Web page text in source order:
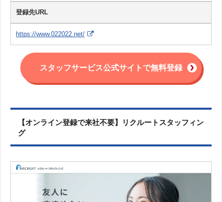
登録先URL
https://www.022022.net/
スタッフサービス公式サイトで無料登録
【オンライン登録で来社不要】リクルートスタッフィン
グ